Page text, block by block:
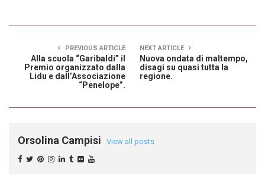
PREVIOUS ARTICLE
Alla scuola “Garibaldi” il
Premio organizzato dalla
Lidu e dall’Associazione
“Penelope”.
NEXT ARTICLE
Nuova ondata di maltempo,
disagi su quasi tutta la
regione.
Orsolina Campisi View all posts